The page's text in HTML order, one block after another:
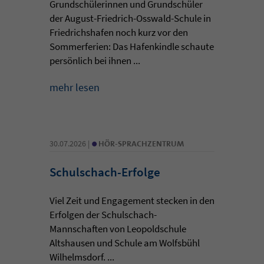
Grundschülerinnen und Grundschüler
der August-Friedrich-Osswald-Schule in
Friedrichshafen noch kurz vor den
Sommerferien: Das Hafenkindle schaute
persönlich bei ihnen ...
mehr lesen
30.07.2026 | • HÖR-SPRACHZENTRUM
Schulschach-Erfolge
Viel Zeit und Engagement stecken in den
Erfolgen der Schulschach-
Mannschaften von Leopoldschule
Altshausen und Schule am Wolfsbühl
Wilhelmsdorf. ...